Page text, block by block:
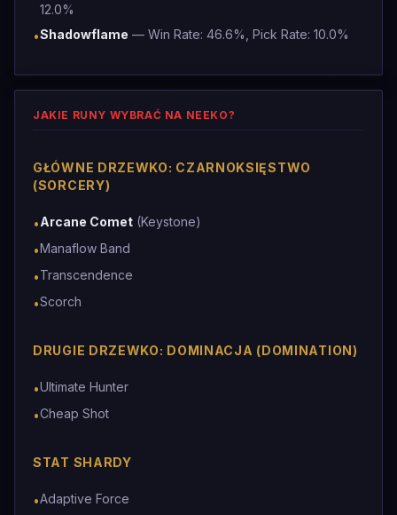
12.0%
•Shadowflame — Win Rate: 46.6%, Pick Rate: 10.0%
JAKIE RUNY WYBRAĆ NA NEEKO?
GŁÓWNE DRZEWKO: CZARNOKSIĘSTWO
(SORCERY)
•Arcane Comet (Keystone)
•Manaflow Band
•Transcendence
•Scorch
DRUGIE DRZEWKO: DOMINACJA (DOMINATION)
•Ultimate Hunter
•Cheap Shot
STAT SHARDY
•Adaptive Force